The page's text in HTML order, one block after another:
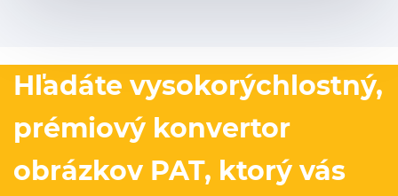
Hľadáte vysokorýchlostný,
prémiový konvertor
obrázkov PAT, ktorý vás